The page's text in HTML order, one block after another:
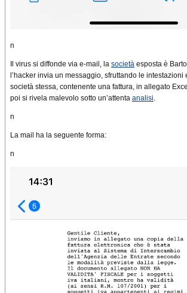
n
Il virus si diffonde via e-mail, la società esposta è
l’hacker invia un messaggio, sfruttando le intestazioni
società stessa, contenente una fattura, in allegato Excel
poi si rivela malevolo sotto un’attenta analisi
n
La mail ha la seguente forma:
n